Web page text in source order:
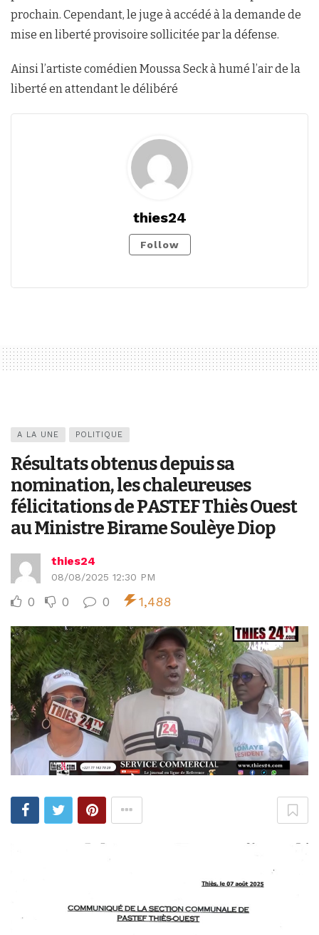
prochain. Cependant, le juge à accédé à la demande de
mise en liberté provisoire sollicitée par la défense.
Ainsi l’artiste comédien Moussa Seck à humé l’air de la
liberté en attendant le délibéré
thies24
Follow
A LA UNE POLITIQUE
Résultats obtenus depuis sa
nomination, les chaleureuses
félicitations de PASTEF Thiès Ouest
au Ministre Birame Soulèye Diop
thies24
08/08/2025 12:30 PM
0 0 0 1,488